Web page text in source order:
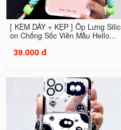
[ KÈM DÂY + KẸP ] Ốp Lưng Silic
on Chống Sốc Viền Mẫu Hello...
39.000 đ